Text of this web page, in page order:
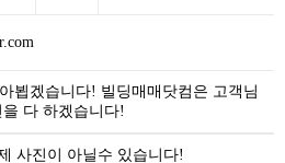
뵙겠습니다! 빌딩매매닷컴은 고객님
다 하겠습니다!
사진이 아닐수 있습니다!